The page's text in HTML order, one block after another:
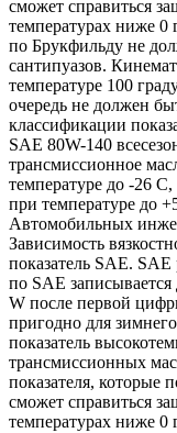
сможет справиться
температурах ниже 0
по Брукфильду не
сантипуазов.
температуре 100
очередь не должен
классификации
SAE 80W-140
трансмиссионное
температуре до -26
при температуре до
Автомобильных
Зависимость
показатель SAE.
по SAE
W после первой
пригодно для
показатель
трансмиссионных
показателя, которые
сможет справиться
температурах ниже 0